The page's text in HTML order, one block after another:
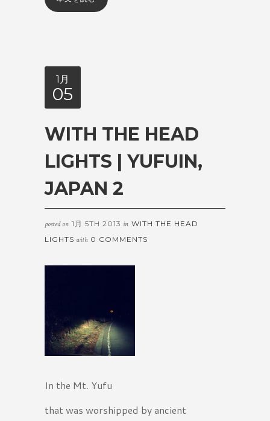
1月
05
WITH THE HEAD
LIGHTS | YUFUIN,
JAPAN 2
posted on 1月 5TH 2013 in WITH THE HEAD
LIGHTS with 0 COMMENTS
In the Mt. Yufu
that was worshipped by ancient